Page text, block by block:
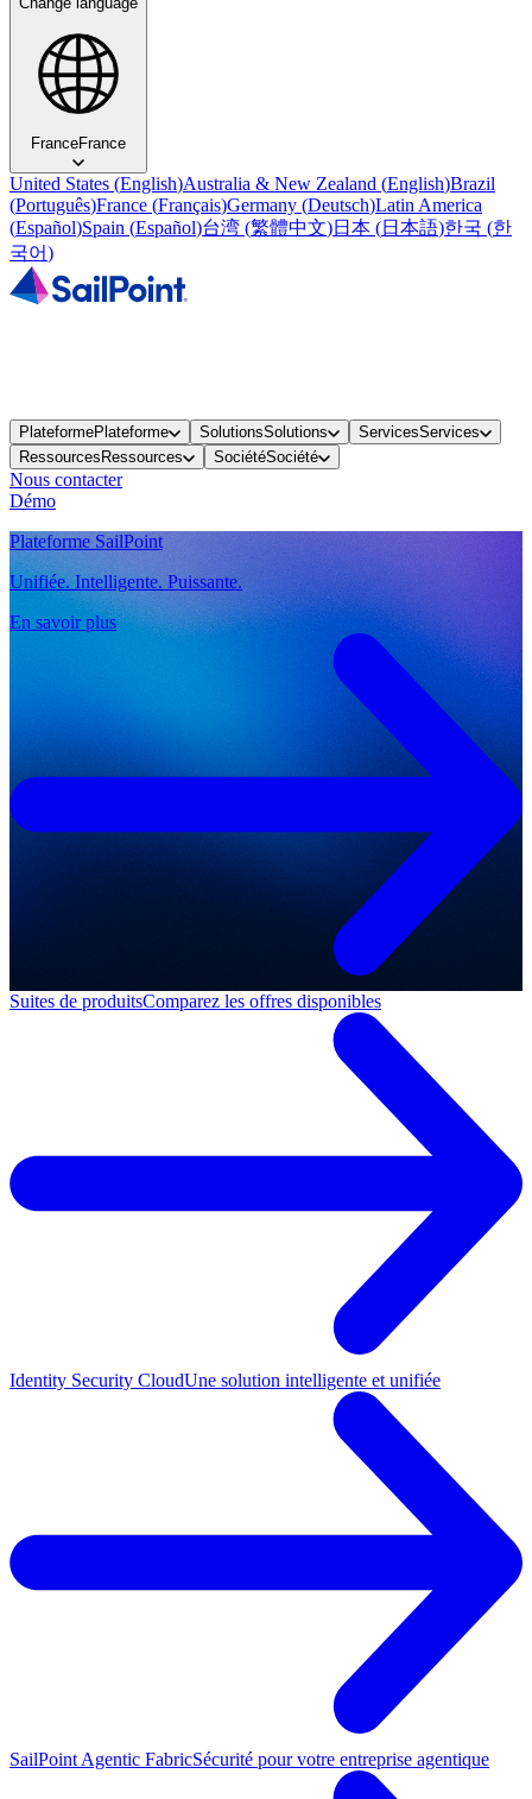
FranceFrance
United States (English)Australia & New Zealand (English)Brazil
(Português)France (Français)Germany (Deutsch)Latin America
(Español)Spain (Español)台湾 (繁體中文)日本 (日本語)한국 (한
국어)
PlateformePlateforme SolutionsSolutions ServicesServices
Ressources Ressources SociétéSociété
Nous contacter
Démo
Plateforme SailPoint
Unifiée. Intelligente. Puissante.
En savoir plus
Suites de produitsComparez les offres disponibles
Identity Security CloudUne solution intelligente et unifiée
SailPoint Agentic FabricSécurité pour votre entreprise agentique